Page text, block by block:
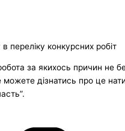
переліку конкурсних робіт
за якихось причин не
можете дізнатись про це